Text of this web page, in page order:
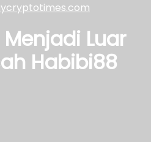
Luar
Habibi88